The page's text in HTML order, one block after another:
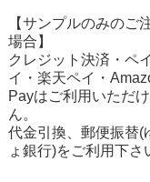
【サンプルのみのご
場合】
クレジット決済・ペ
イ・楽天ペイ・
Payはご利用いただ
ん。
代金引換、郵便振替(
ょ銀行)をご利用下さ